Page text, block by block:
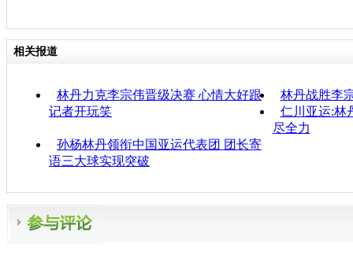
相关报道
林丹力克李宗伟晋级决赛 心情大好跟
记者开玩笑
林丹战胜李
仁川亚运:林
尽全力
孙杨林丹领衔中国亚运代表团 团长寄
语三大球实现突破